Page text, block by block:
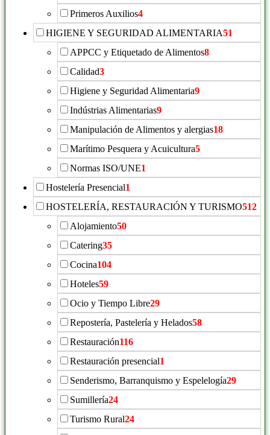
Primeros Auxilios4
HIGIENE Y SEGURIDAD ALIMENTARIA51
APPCC y Etiquetado de Alimentos8
Calidad3
Higiene y Seguridad Alimentaria9
Indústrias Alimentarias9
Manipulación de Alimentos y alergias18
Marítimo Pesquera y Acuicultura5
Normas ISO/UNE1
Hostelería Presencial1
HOSTELERÍA, RESTAURACIÓN Y TURISMO512
Alojamiento50
Catering35
Cocina104
Hoteles59
Ocio y Tiempo Libre29
Repostería, Pastelería y Helados58
Restauración116
Restauración presencial1
Senderismo, Barranquismo y Espelelogía29
Sumillería24
Turismo Rural24